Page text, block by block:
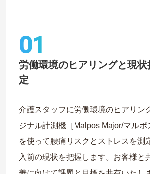
01
労働環境のヒアリングと現
定
介護スタッフに労働環境のヒアリン
ジナル計測機［Malpos Major/マルポ
を使って腰痛リスクとストレスを測
入前の現状を把握します。お客様と